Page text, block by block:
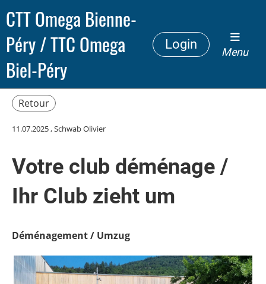
CTT Omega Bienne-
Péry / TTC Omega
Biel-Péry
Login
Menu
Retour
11.07.2025, Schwab Olivier
Votre club déménage /
Ihr Club zieht um
Déménagement / Umzug